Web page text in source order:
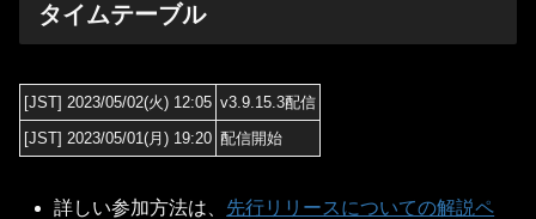
タイムテーブル
[JST] 2023/05/02(火) 12:05 v3.9.15.3配信
[JST] 2023/05/01(月) 19:20 配信開始
詳しい参加方法は、 先行リリースについての解説ペ